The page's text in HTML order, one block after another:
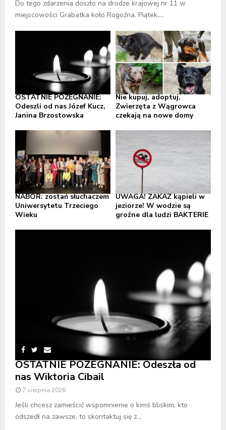
Do tego zdarzenia doszło na drodze krajowej nr 11 w
miejscowości Grabatka koło Rogoźna. Piątek,...
OSTATNIE POŻEGNANIE:
Odeszli od nas Józef Kucz,
Janina Brzostowska
Nie kupuj, adoptuj.
Zwierzęta z Wągrowca
czekają na nowe domy
NABÓR: zostań słuchaczem
Uniwersytetu Trzeciego
Wieku
UWAGA! ZAKAZ kąpieli w
jeziorze! W wodzie są
groźne dla ludzi BAKTERIE
OSTATNIE POŻEGNANIE: Odeszła od
nas Wiktoria Cibail
7 sierpnia 2026
Jeśli chcesz zamieścić wspomnienie o kimś bliskim, kto
odszedł na zawsze, to skontaktuj się z...